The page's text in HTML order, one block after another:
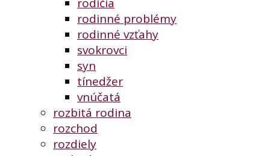
rodičia
rodinné problémy
rodinné vzťahy
svokrovci
syn
tínedžer
vnúčatá
rozbitá rodina
rozchod
rozdiely